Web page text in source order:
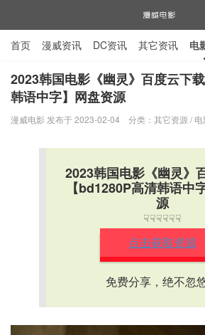
漫威电影
首页 漫威资讯 DC资讯 其它资讯 电
电视剧资源 漫威图片
2023韩国电影《幽灵》百度云下
韩语中字】网盘资源
漫威电影 发布于 2023-02-04 分类： 其它资源 /
2023韩国电影《幽灵》
【bd1280P高清韩语中
源
☟☟☟☟☟☟
点击获取资源
免费分享，绝不忽